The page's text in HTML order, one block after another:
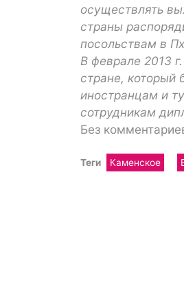
осуществлять
страны
посольствам в
В феврале 2013
стране, который
иностранцам и
сотрудникам
Без
Теги Каменское